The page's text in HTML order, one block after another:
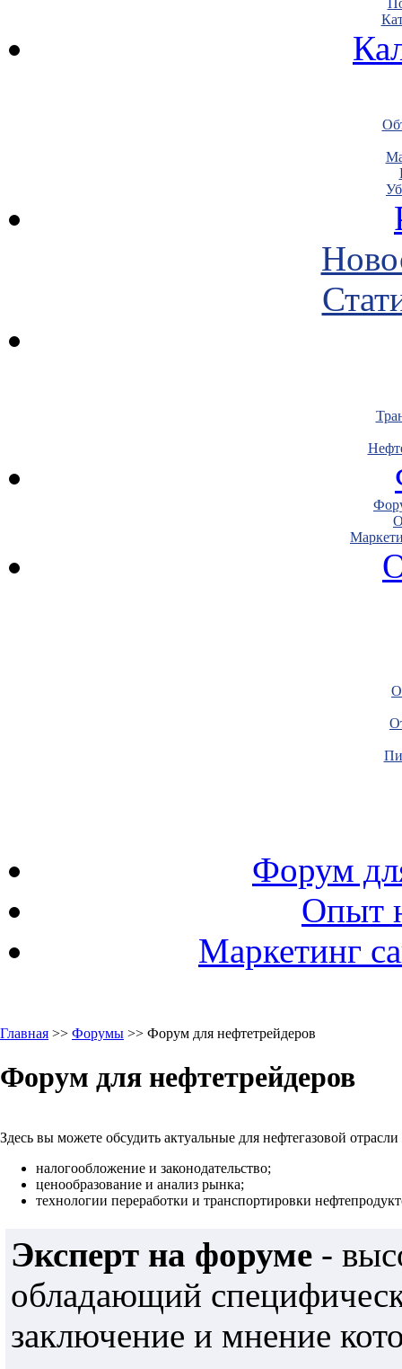
Форум
Опыт
Маркетинг
Главная >> Форумы >> Форум для нефтетрейдеров
Форум для нефтетрейдеров
Здесь вы можете обсудить актуальные для нефтегазовой
налогообложение и законодательство;
ценообразование и анализ рынка;
технологии переработки и транспортировки
Эксперт на форуме -
обладающий
заключение и мнение